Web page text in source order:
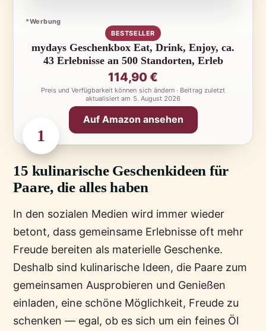
1
15 kulinarische Geschenkideen für
Paare, die alles haben
In den sozialen Medien wird immer wieder
betont, dass gemeinsame Erlebnisse oft mehr
Freude bereiten als materielle Geschenke.
Deshalb sind kulinarische Ideen, die Paare zum
gemeinsamen Ausprobieren und Genießen
einladen, eine schöne Möglichkeit, Freude zu
schenken — egal, ob es sich um ein feines Öl
*Werbung
BESTSELLER
mydays Geschenkbox Eat, Drink, Enjoy, ca.
43 Erlebnisse an 500 Standorten, Erleb
114,90 €
Preis und Verfügbarkeit können sich ändern · Beitrag zuletzt
aktualisiert am 5. August 2026
Auf Amazon ansehen